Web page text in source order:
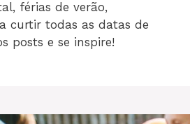
férias de verão,
curtir todas as datas de
posts e se inspire!